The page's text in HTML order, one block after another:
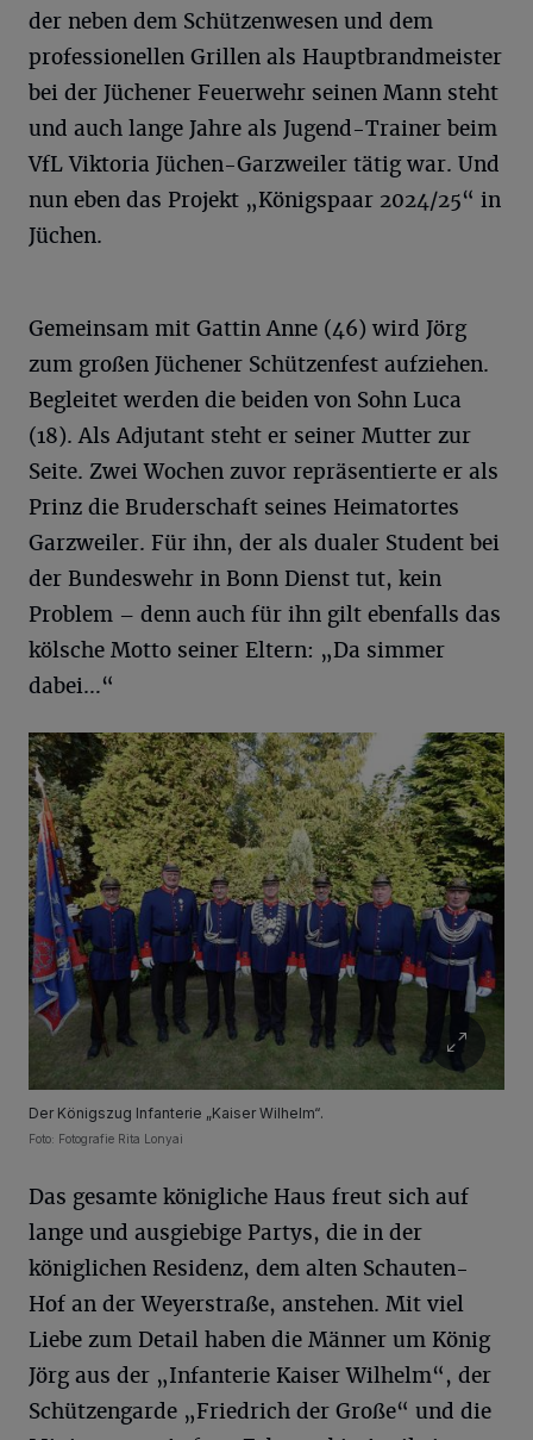
der neben dem Schützenwesen und dem
professionellen Grillen als Hauptbrandmeister
bei der Jüchener Feuerwehr seinen Mann steht
und auch lange Jahre als Jugend-Trainer beim
VfL Viktoria Jüchen-Garzweiler tätig war. Und
nun eben das Projekt „Königspaar 2024/25“ in
Jüchen.
Gemeinsam mit Gattin Anne (46) wird Jörg
zum großen Jüchener Schützenfest aufziehen.
Begleitet werden die beiden von Sohn Luca
(18). Als Adjutant steht er seiner Mutter zur
Seite. Zwei Wochen zuvor repräsentierte er als
Prinz die Bruderschaft seines Heimatortes
Garzweiler. Für ihn, der als dualer Student bei
der Bundeswehr in Bonn Dienst tut, kein
Problem – denn auch für ihn gilt ebenfalls das
kölsche Motto seiner Eltern: „Da simmer
dabei…“
Der Königszug Infanterie „Kaiser Wilhelm“.
Foto: Fotografie Rita Lonyai
Das gesamte königliche Haus freut sich auf
lange und ausgiebige Partys, die in der
königlichen Residenz, dem alten Schauten-
Hof an der Weyerstraße, anstehen. Mit viel
Liebe zum Detail haben die Männer um König
Jörg aus der „Infanterie Kaiser Wilhelm“, der
Schützengarde „Friedrich der Große“ und die